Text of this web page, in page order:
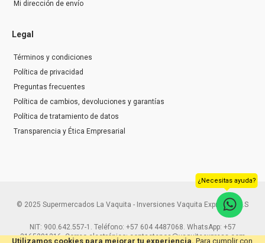
Utilizamos cookies para mejorar tu experiencia. Para cumplir con
Mi dirección de envío
Legal
Términos y condiciones
Política de privacidad
Preguntas frecuentes
Política de cambios, devoluciones y garantías
Política de tratamiento de datos
Transparencia y Ética Empresarial
© 2025 Supermercados La Vaquita - Inversiones Vaquita Express S.A.S
NIT: 900.642.557-1. Teléfono: +57 604 4487068. WhatsApp: +57
3165291216. Correo electrónico: contactenos@vaquitaexpress.com
¿Necesitas ayuda?